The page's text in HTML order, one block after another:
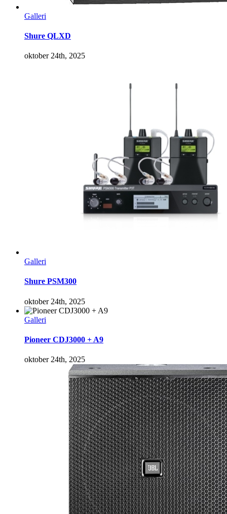
Galleri
Shure QLXD
oktober 24th, 2025
Galleri
Shure PSM300
oktober 24th, 2025
Galleri
Pioneer CDJ3000 + A9
oktober 24th, 2025